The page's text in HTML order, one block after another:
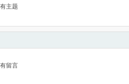
主题
留言